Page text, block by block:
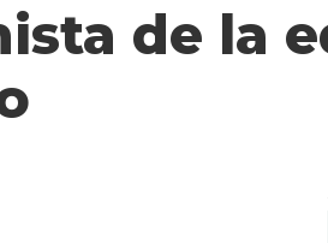
de la